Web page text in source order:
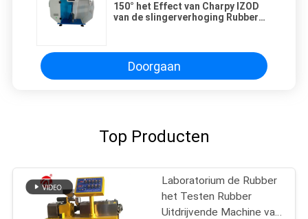
150° het Effect van Charpy IZOD
van de slingerverhoging Rubber
Doorgaan
Top Producten
Laboratorium de Rubber
het Testen Rubber
Uitdrijvende Machine van